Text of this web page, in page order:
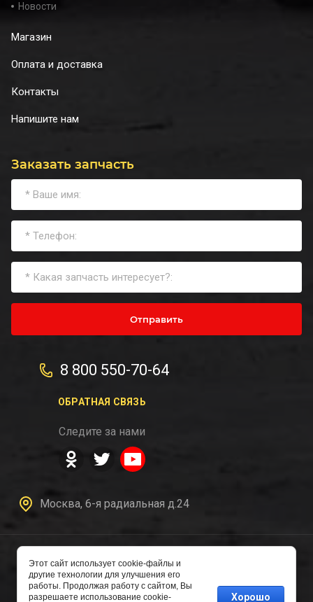
Заказать запчасть
Отправить
Новости
Магазин
Оплата и доставка
Контакты
Напишите нам
8 800 550-70-64
ОБРАТНАЯ СВЯЗЬ
Следите за нами
Москва, 6-я радиальная д.24
Copyright © 2016 - 2026
Авторазборка
Этот сайт использует cookie-файлы и
другие технологии для улучшения его
работы. Продолжая работу с сайтом, Вы
разрешаете использование cookie-
Хорошо